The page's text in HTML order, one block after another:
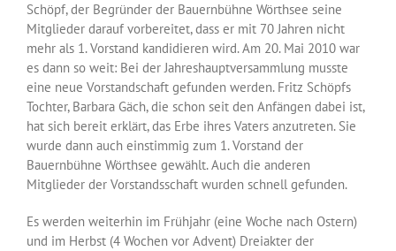
Schöpf, der Begründer der Bauernbühne Wörthsee seine
Mitglieder darauf vorbereitet, dass er mit 70 Jahren nicht
mehr als 1. Vorstand kandidieren wird. Am 20. Mai 2010 war
es dann so weit: Bei der Jahreshauptversammlung musste
eine neue Vorstandschaft gefunden werden. Fritz Schöpfs
Tochter, Barbara Gäch, die schon seit den Anfängen dabei ist,
hat sich bereit erklärt, das Erbe ihres Vaters anzutreten. Sie
wurde dann auch einstimmig zum 1. Vorstand der
Bauernbühne Wörthsee gewählt. Auch die anderen
Mitglieder der Vorstandsschaft wurden schnell gefunden.
Es werden weiterhin im Frühjahr (eine Woche nach Ostern)
und im Herbst (4 Wochen vor Advent) Dreiakter der